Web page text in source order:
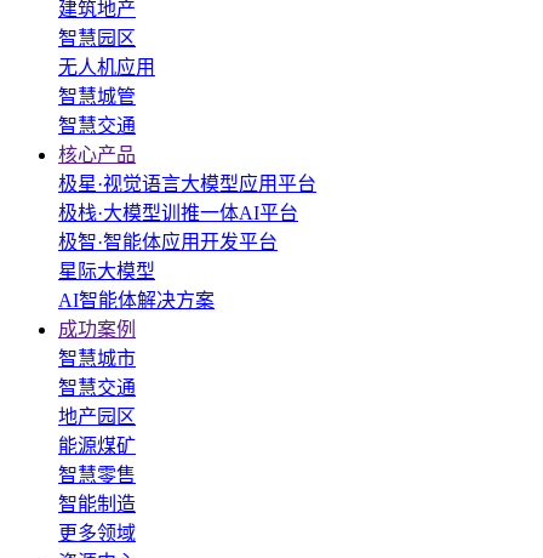
建筑地产
智慧园区
无人机应用
智慧城管
智慧交通
核心产品
极星·视觉语言大模型应用平台
极栈·大模型训推一体AI平台
极智·智能体应用开发平台
星际大模型
AI智能体解决方案
成功案例
智慧城市
智慧交通
地产园区
能源煤矿
智慧零售
智能制造
更多领域